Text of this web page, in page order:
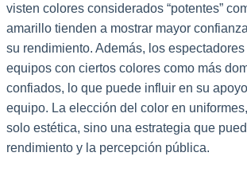
visten colores considerados “potentes”
amarillo tienden a mostrar mayor
su rendimiento. Además, los
equipos con ciertos colores como más
confiados, lo que puede influir en su
equipo. La elección del color en
solo estética, sino una estrategia que
rendimiento y la percepción pública.